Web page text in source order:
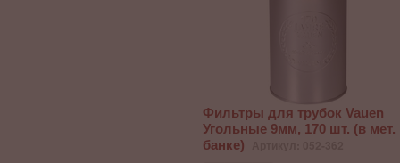
Фильтры для трубок Vauen
Угольные 9мм, 170 шт. (в мет.
банке)